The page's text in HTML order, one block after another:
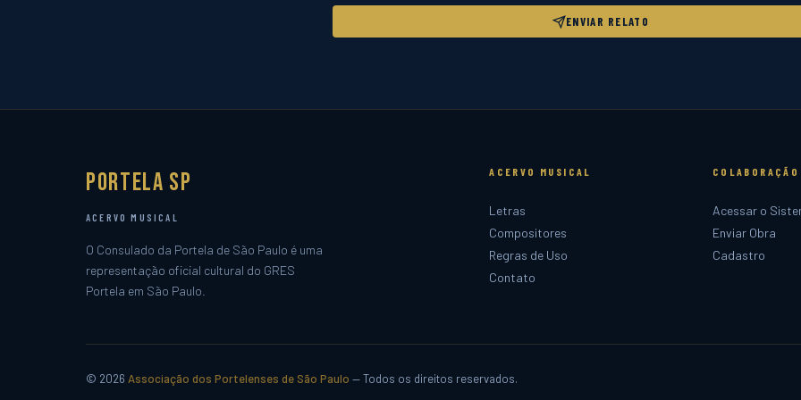
ENVIAR RELATO
Portela SP
ACERVO MUSICAL
O Consulado da Portela de São Paulo é uma
representação oficial cultural do GRES
Portela em São Paulo.
ACERVO MUSICAL
Letras
Compositores
Regras de Uso
Contato
COLABORAÇÃO
Acessar o
Enviar Obra
Cadastro
© 2026 Associação dos Portelenses de São Paulo — Todos os direitos reservados.